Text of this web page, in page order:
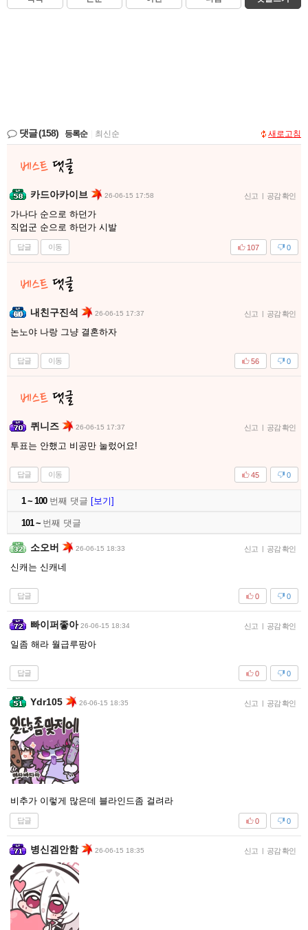
댓글(158) 등록순 최신순 새로고침
카드아카이브 26-06-15 17:58 신고 | 공감 확인
가나다 순으로 하던가
직업군 순으로 하던가 시발
답글 이동 0
107
내친구진석 26-06-15 17:37 신고 | 공감 확인
논노야 나랑 그냥 결혼하자
답글 이동 0
56
퀴니즈 26-06-15 17:37 신고 | 공감 확인
투표는 안했고 비공만 눌렀어요!
답글 이동 0
45
1 ~ 100번째 댓글 [보기]
101 ~ 번째 댓글
소오버 26-06-15 18:33 신고 | 공감 확인
신캐는 신캐네
답글 0
0
빠이퍼좋아 26-06-15 18:34 신고 | 공감 확인
일좀 해라 월급루팡아
답글 0
0
Ydr105 26-06-15 18:35 신고 | 공감 확인
비추가 이렇게 많은데 블라인드좀 걸려라
답글 0
0
병신겜안함 26-06-15 18:35 신고 | 공감 확인